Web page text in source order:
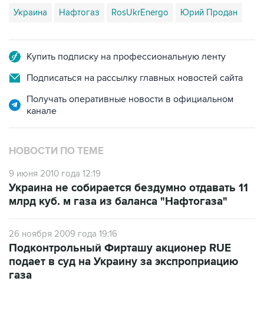
Подписаться на рассылку главных новостей сайта
Получать оперативные новости в официальном
НОВОСТИ ПО ТЕМЕ
9 июня 2010 года 12:19
млрд куб. м газа из баланса "Нафтогаза"
26 ноября 2009 года 19:16
подает в суд на Украину за экспроприацию
газа